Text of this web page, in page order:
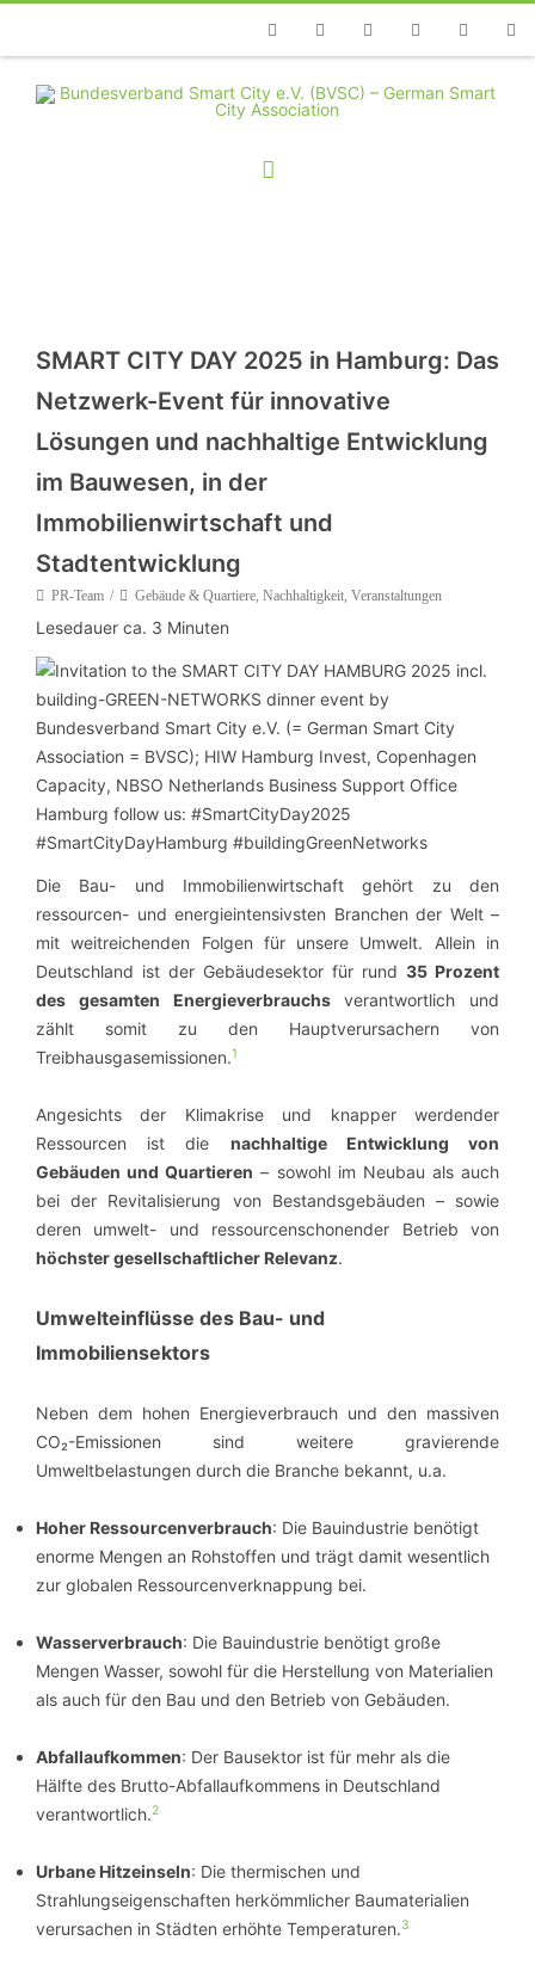
TelefonFacebookTwitterYoutubeInstagramLinkedin
SMART CITY DAY 2025 in Hamburg: Das
Netzwerk-Event für innovative
Lösungen und nachhaltige Entwicklung
im Bauwesen, in der
Immobilienwirtschaft und
Stadtentwicklung
PR-Team Gebäude & Quartiere, Nachhaltigkeit, Veranstaltungen
Lesedauer ca. 3 Minuten
Die Bau- und Immobilienwirtschaft gehört zu den
ressourcen- und energieintensivsten Branchen der Welt –
mit weitreichenden Folgen für unsere Umwelt. Allein in
Deutschland ist der Gebäudesektor für rund 35 Prozent
des gesamten Energieverbrauchsverantwortlich und
zählt somit zu den Hauptverursachern von
Treibhausgasemissionen.1
Angesichts der Klimakrise und knapper werdender
Ressourcen ist die nachhaltige Entwicklung von
Gebäuden und Quartieren – sowohl im Neubau als auch
bei der Revitalisierung von Bestandsgebäuden – sowie
deren umwelt- und ressourcenschonender Betrieb von
höchster gesellschaftlicher Relevanz.
Umwelteinflüsse des Bau- und
Immobiliensektors
Neben dem hohen Energieverbrauch und den massiven
CO₂-Emissionen sind weitere gravierende
Umweltbelastungen durch die Branche bekannt, u.a.
Hoher Ressourcenverbrauch: Die Bauindustrie benötigt
enorme Mengen an Rohstoffen und trägt damit wesentlich
zur globalen Ressourcenverknappung bei.
Wasserverbrauch: Die Bauindustrie benötigt große
Mengen Wasser, sowohl für die Herstellung von Materialien
als auch für den Bau und den Betrieb von Gebäuden.
Abfallaufkommen: Der Bausektor ist für mehr als die
Hälfte des Brutto-Abfallaufkommens in Deutschland
verantwortlich.2
Urbane Hitzeinseln: Die thermischen und
Strahlungseigenschaften herkömmlicher Baumaterialien
verursachen in Städten erhöhte Temperaturen.3